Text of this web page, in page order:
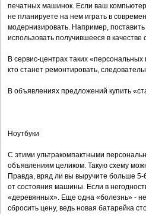
печатных машинок. Если ваш
не планируете на нем играть в
модернизировать. Например,
использовать получившееся в
В сервис-центрах таких
кто станет ремонтировать,
В объявлениях предложений купить
Ноутбуки
С этими ультракомпактными
объявлениям целиком. Такую схему
Правда, вряд ли вы выручите больше 5-
от состояния машины. Если в
«деревянных». Еще одна «болезнь» -
сбросить цену, ведь новая батарейка